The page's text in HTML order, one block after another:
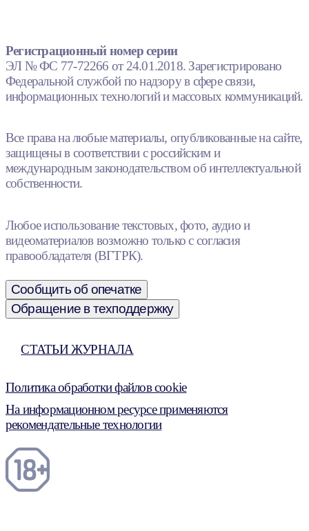
Регистрационный номер серии
ЭЛ № ФС 77-72266 от 24.01.2018. Зарегистрировано
Федеральной службой по надзору в сфере связи,
информационных технологий и массовых коммуникаций.
Все права на любые материалы, опубликованные на сайте,
защищены в соответствии с российским и
международным законодательством об интеллектуальной
собственности.
Любое использование текстовых, фото, аудио и
видеоматериалов возможно только с согласия
правообладателя (ВГТРК).
Сообщить об опечатке
Обращение в техподдержку
СТАТЬИ ЖУРНАЛА
Политика обработки файлов cookie
На информационном ресурсе применяются
рекомендательные технологии